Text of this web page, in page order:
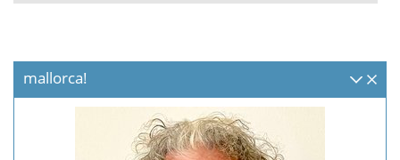
mallorca!